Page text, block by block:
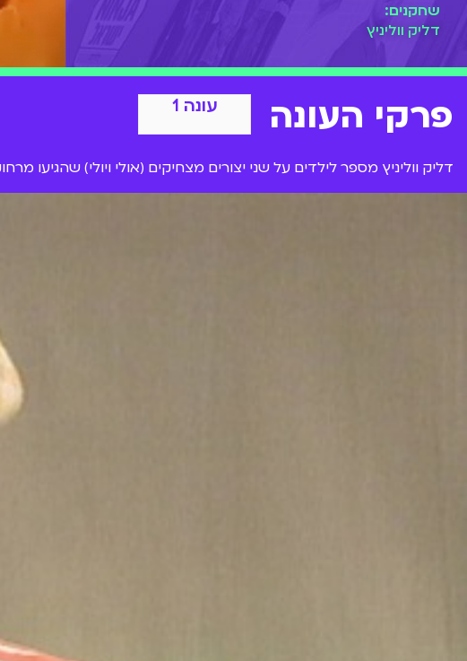
שחקנים:
דליק ווליניץ
פרקי העונה עונה 1
דליק ווליניץ מספר לילדים על שני יצורים מצחיקים (אולי ויולי)